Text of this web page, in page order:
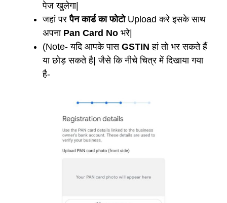
पेज खुलेगा|
जहां परपैन कार्ड का फोटोUpload करे इसके साथ
अपना Pan Card No भरे|
(Note- यदि आपके पास GSTIN हां तो भर सकते हैं
या छोड़ सकते है| जैसे कि नीचे चित्र में दिखाया गया
है-